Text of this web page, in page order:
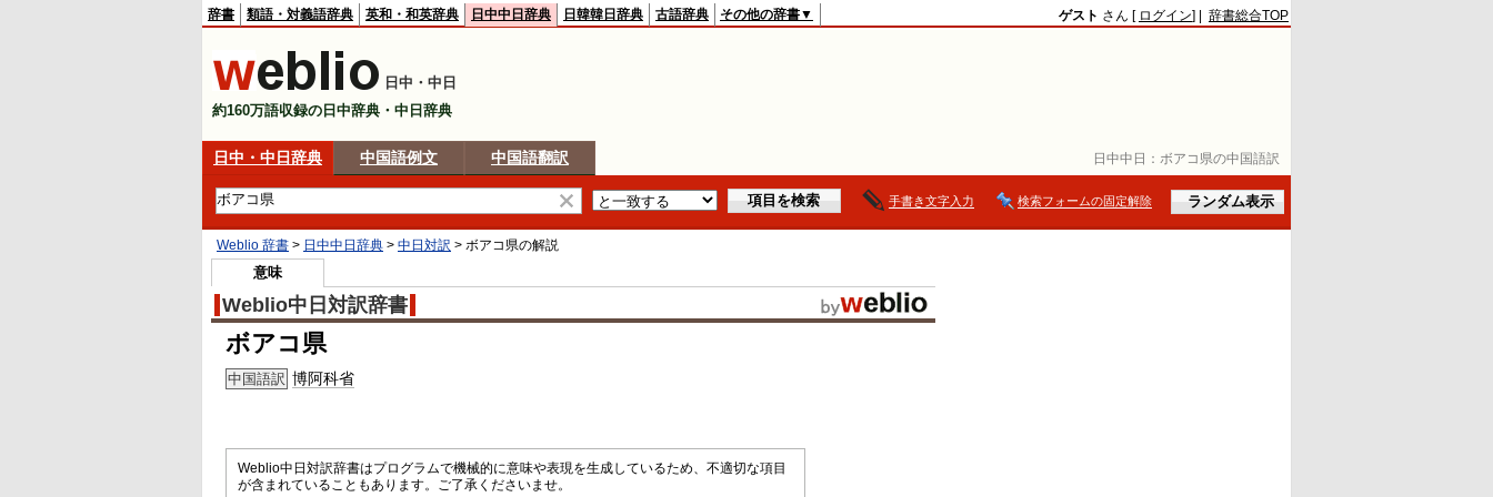
日中中日： ボアコ県の中国語訳
辞書 類語・対義語辞典 英和・和英辞典 日中中日辞典 日韓韓日辞典 古語辞典 その他の辞書▼ ゲスト さん [ ログイン] | 辞書総合TOP
日中・中日
約160万語収録の日中辞典・中日辞典
日中・中日辞典 中国語例文 中国語翻訳
手書き文字入力 検索フォームの固定解除
Weblio 辞書 > 日中中日辞典 > 中日対訳 > ボアコ県の解説
意味
Weblio中日対訳辞書
ボアコ県
中国語訳 博阿科省
Weblio中日対訳辞書はプログラムで機械的に意味や表現を生成しているため、不適切な項目
が含まれていることもあります。ご了承くださいませ。